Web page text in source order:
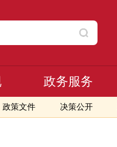
政策文件 决策公开
政务服务